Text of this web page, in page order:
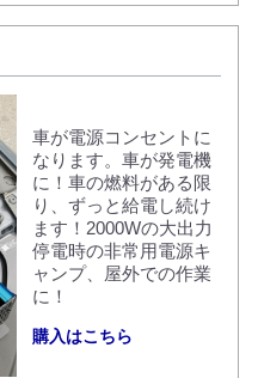
車が電源コンセントに
なります。車が発電機
に！車の燃料がある限
り、ずっと給電し続け
ます！2000Wの大出力
停電時の非常用電源キ
ャンプ、屋外での作業
に！
購入はこちら